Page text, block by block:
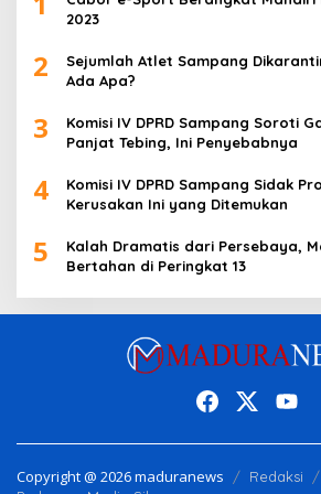
2023
2
Sejumlah Atlet Sampang
Ada Apa?
3
Komisi IV DPRD Sampang Soroti
Panjat Tebing, Ini Penyebabnya
4
Komisi IV DPRD Sampang Sidak
Kerusakan Ini yang Ditemukan
5
Kalah Dramatis dari Persebaya,
Bertahan di Peringkat 13
Copyright @ 2026 maduranews
Redaksi